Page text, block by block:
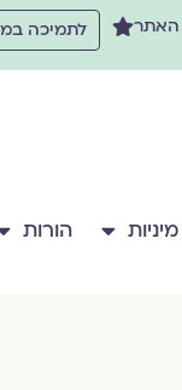
האתר לתמיכה
מיניות הורות